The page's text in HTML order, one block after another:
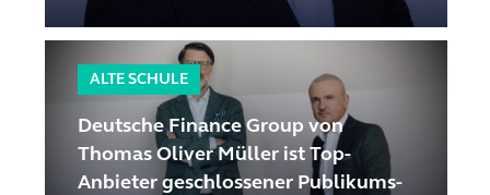
ALTE SCHULE
Deutsche Finance Group von
Thomas Oliver Müller ist Top-
Anbieter geschlossener Publikums-